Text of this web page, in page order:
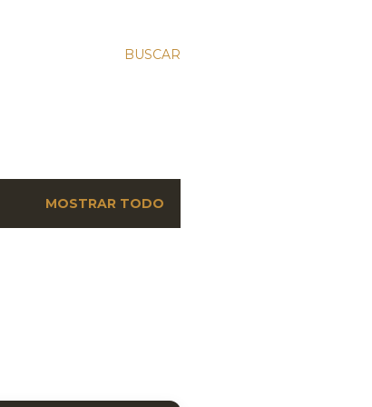
BUSCAR
MOSTRAR TODO